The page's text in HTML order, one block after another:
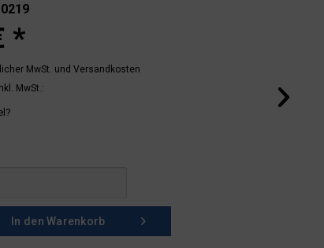
*
MwSt. und Versandkosten
MwSt.:
In den Warenkorb